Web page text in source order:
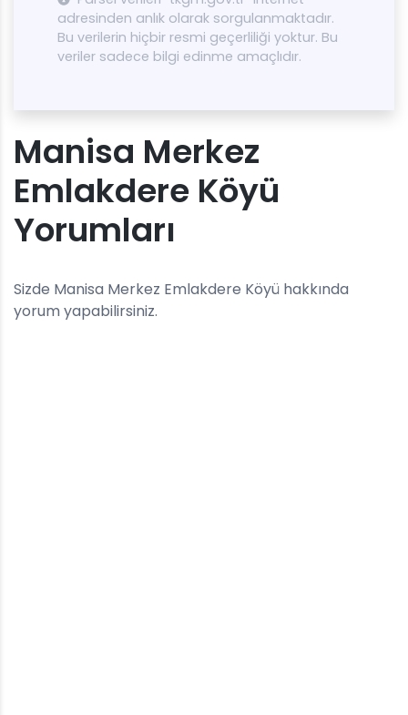
adresinden anlık olarak sorgulanmaktadır.
Bu verilerin hiçbir resmi geçerliliği yoktur. Bu
veriler sadece bilgi edinme amaçlıdır.
Manisa Merkez
Emlakdere Köyü
Yorumları
Sizde Manisa Merkez Emlakdere Köyü hakkında
yorum yapabilirsiniz.